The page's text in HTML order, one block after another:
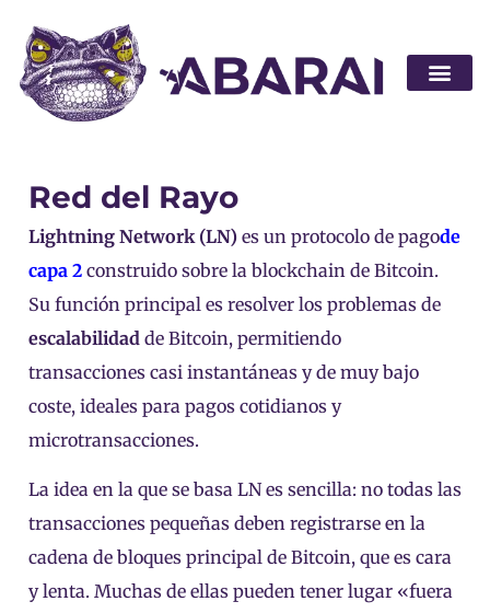
Red del Rayo
Lightning Network (LN) es un protocolo de pagode
capa 2 construido sobre la blockchain de Bitcoin.
Su función principal es resolver los problemas de
escalabilidad de Bitcoin, permitiendo
transacciones casi instantáneas y de muy bajo
coste, ideales para pagos cotidianos y
microtransacciones.
La idea en la que se basa LN es sencilla: no todas las
transacciones pequeñas deben registrarse en la
cadena de bloques principal de Bitcoin, que es cara
y lenta. Muchas de ellas pueden tener lugar «fuera